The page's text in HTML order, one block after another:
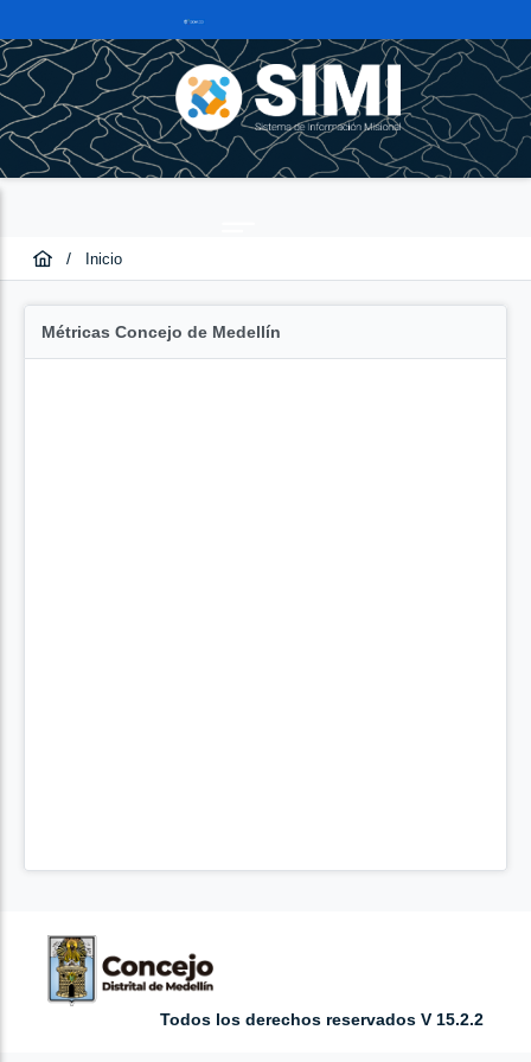
/ Inicio
Métricas Concejo de Medellín
Todos los derechos reservados V 15.2.2